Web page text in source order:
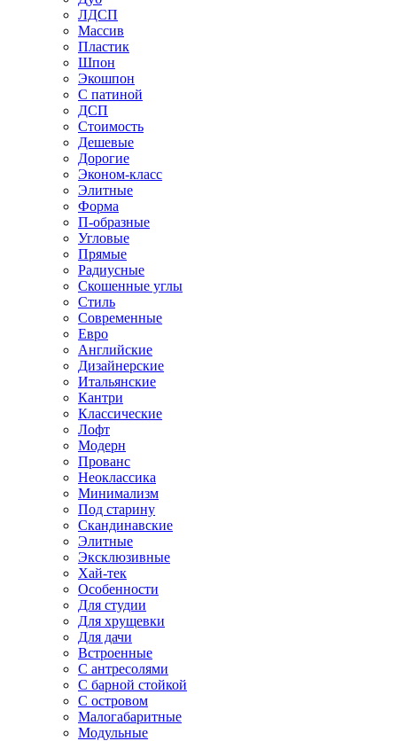
ЛДСП
Массив
Пластик
Шпон
Экошпон
С патиной
ДСП
Стоимость
Дешевые
Дорогие
Эконом-класс
Элитные
Форма
П-образные
Угловые
Прямые
Радиусные
Скошенные углы
Стиль
Современные
Евро
Английские
Дизайнерские
Итальянские
Кантри
Классические
Лофт
Модерн
Прованс
Неоклассика
Минимализм
Под старину
Скандинавские
Элитные
Эксклюзивные
Хай-тек
Особенности
Для студии
Для хрущевки
Для дачи
Встроенные
С антресолями
С барной стойкой
С островом
Малогабаритные
Модульные